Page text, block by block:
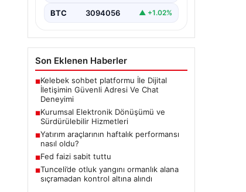
BTC 3094056 ▲ +1.02%
Son Eklenen Haberler
■Kelebek sohbet platformu İle Dijital
İletişimin Güvenli Adresi Ve Chat
Deneyimi
■Kurumsal Elektronik Dönüşümü ve
Sürdürülebilir Hizmetleri
■Yatırım araçlarının haftalık performansı
nasıl oldu?
■Fed faizi sabit tuttu
■Tunceli’de otluk yangını ormanlık alana
sıçramadan kontrol altına alındı